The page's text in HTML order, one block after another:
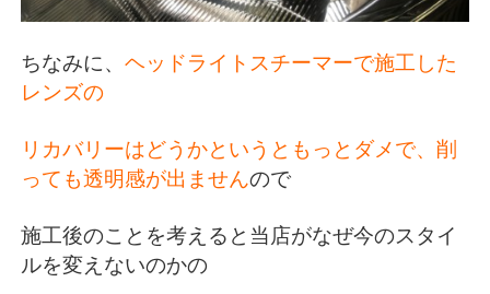
ちなみに、ヘッドライトスチーマーで施工した
レンズの
リカバリーはどうかというと もっとダメで、削
っても透明感が出ませんので
施工後のことを考えると当店がなぜ今のスタイ
ルを変えないのかの